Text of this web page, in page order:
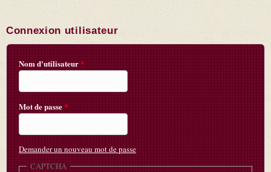
Connexion utilisateur
Nom d'utilisateur*
Mot de passe*
Demander un nouveau mot de passe
CAPTCHA